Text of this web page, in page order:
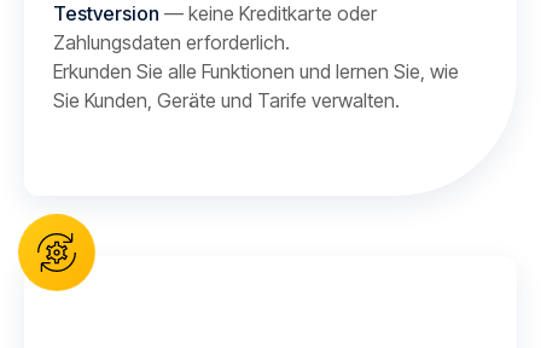
Testversion — keine Kreditkarte oder
Zahlungsdaten erforderlich.
Erkunden Sie alle Funktionen und lernen Sie, wie
Sie Kunden, Geräte und Tarife verwalten.